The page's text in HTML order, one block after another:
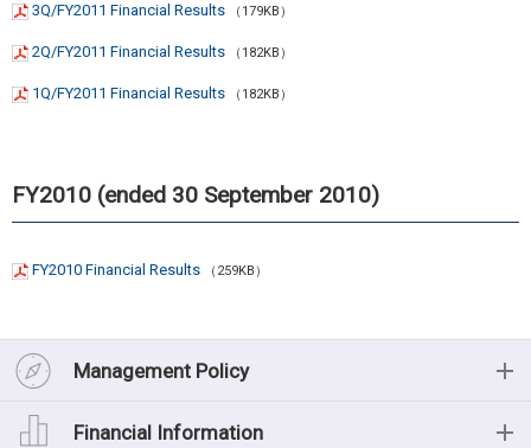
Management Policy
Management Policy
Financial Information
3Q/FY2011 Financial Results （179KB）
2Q/FY2011 Financial Results （182KB）
1Q/FY2011 Financial Results （182KB）
FY2010 (ended 30 September 2010)
FY2010 Financial Results （259KB）